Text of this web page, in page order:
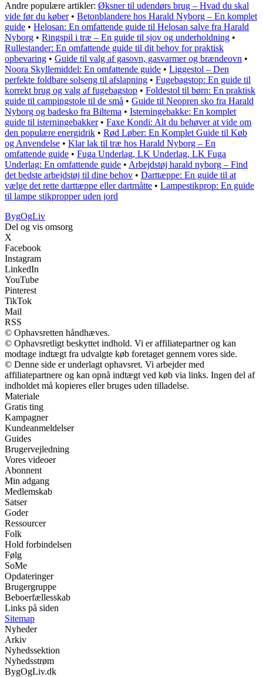
Andre populære artikler: Øksner til udendørs brug – Hvad du skal
vide før du køber• Betonblandere hos Harald Nyborg – En komplet
guide • Helosan: En omfattende guide til Helosan salve fra Harald
Nyborg • Ringspil i træ – En guide til sjov og underholdning •
Rullestander: En omfattende guide til dit behov for praktisk
opbevaring • Guide til valg af gasovn, gasvarmer og brændeovn •
Noora Skyllemiddel: En omfattende guide • Liggestol – Den
perfekte foldbare solseng til afslapning • Fugebagstop: En guide til
korrekt brug og valg af fugebagstop • Foldestol til børn: En praktisk
guide til campingstole til de små • Guide til Neopren sko fra Harald
Nyborg og badesko fra Biltema • Isterningebakke: En komplet
guide til isterningebakker• Faxe Kondi: Alt du behøver at vide om
den populære energidrik • Rød Løber: En Komplet Guide til Køb
og Anvendelse • Klar lak til træ hos Harald Nyborg – En
omfattende guide • Fuga Underlag, LK Underlag, LK Fuga
Underlag: En omfattende guide • Arbejdstøj harald nyborg – Find
det bedste arbejdstøj til dine behov • Darttæppe: En guide til at
vælge det rette darttæppe eller dartmåtte • Lampestikprop: En guide
til lampe stikpropper uden jord
BygOgLiv
Del og vis omsorg
X
Facebook
Instagram
LinkedIn
YouTube
Pinterest
TikTok
Mail
RSS
© Ophavsretten håndhæves.
© Ophavsretligt beskyttet indhold. Vi er affiliatepartner og kan
modtage indtægt fra udvalgte køb foretaget gennem vores side.
© Denne side er underlagt ophavsret. Vi arbejder med
affiliatepartnere og kan opnå indtægt ved køb via links. Ingen del af
indholdet må kopieres eller bruges uden tilladelse.
Materiale
Gratis ting
Kampagner
Kundeanmeldelser
Guides
Brugervejledning
Vores videoer
Abonnent
Min adgang
Medlemskab
Satser
Goder
Ressourcer
Folk
Hold forbindelsen
Følg
SoMe
Opdateringer
Brugergruppe
Beboerfællesskab
Links på siden
Sitemap
Nyheder
Arkiv
Nyhedssektion
Nyhedsstrøm
BygOgLiv.dk